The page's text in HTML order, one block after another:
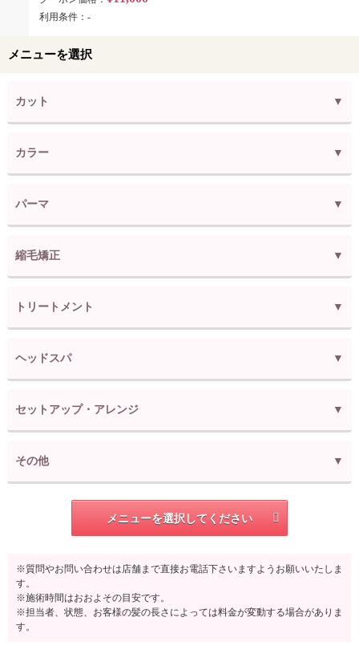
利用条件：-
メニューを選択
カット
カラー
パーマ
縮毛矯正
トリートメント
ヘッドスパ
セットアップ・アレンジ
その他
メニューを選択してください
※質問やお問い合わせは店舗まで直接お電話下さいますようお願いいたしま
す。
※施術時間はおおよその目安です。
※担当者、状態、お客様の髪の長さによっては料金が変動する場合がありま
す。